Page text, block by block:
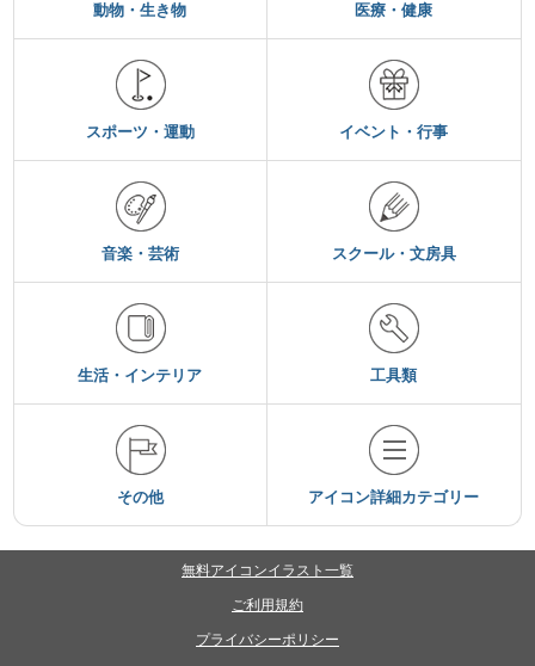
動物・生き物 医療・健康
スポーツ・運動 イベント・行事
音楽・芸術 スクール・文房具
生活・インテリア 工具類
その他 アイコン詳細カテゴリー
無料アイコンイラスト一覧
ご利用規約
プライバシーポリシー